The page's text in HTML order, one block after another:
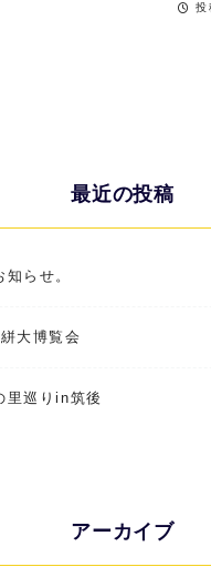
投
最近の投稿
らせ。
大博覧会
里巡りin筑後
アーカイブ